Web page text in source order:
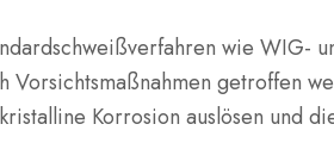
wie WIG-
Vorsichtsmaßnahmen getroffen
Korrosion auslösen und